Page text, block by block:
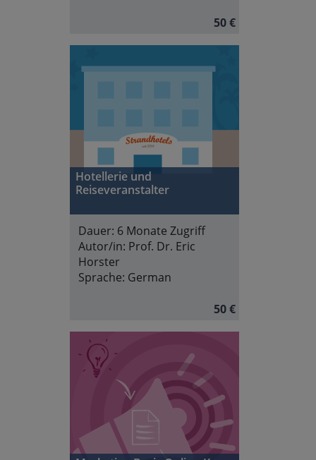
50 €
Hotellerie und
Reiseveranstalter
Dauer: 6 Monate Zugriff
Autor/in: Prof. Dr. Eric
Horster
Sprache: German
50 €